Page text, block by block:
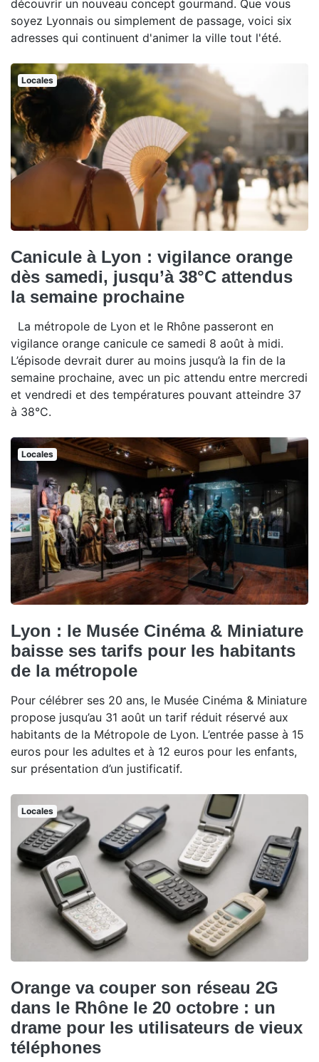
découvrir un nouveau concept gourmand. Que vous
soyez Lyonnais ou simplement de passage, voici six
adresses qui continuent d'animer la ville tout l'été.
Locales
Canicule à Lyon : vigilance orange
dès samedi, jusqu’à 38°C attendus
la semaine prochaine
La métropole de Lyon et le Rhône passeront en
vigilance orange canicule ce samedi 8 août à midi.
L’épisode devrait durer au moins jusqu’à la fin de la
semaine prochaine, avec un pic attendu entre mercredi
et vendredi et des températures pouvant atteindre 37
à 38°C.
Locales
Lyon : le Musée Cinéma & Miniature
baisse ses tarifs pour les habitants
de la métropole
Pour célébrer ses 20 ans, le Musée Cinéma & Miniature
propose jusqu’au 31 août un tarif réduit réservé aux
habitants de la Métropole de Lyon. L’entrée passe à 15
euros pour les adultes et à 12 euros pour les enfants,
sur présentation d’un justificatif.
Locales
Orange va couper son réseau 2G
dans le Rhône le 20 octobre : un
drame pour les utilisateurs de vieux
téléphones